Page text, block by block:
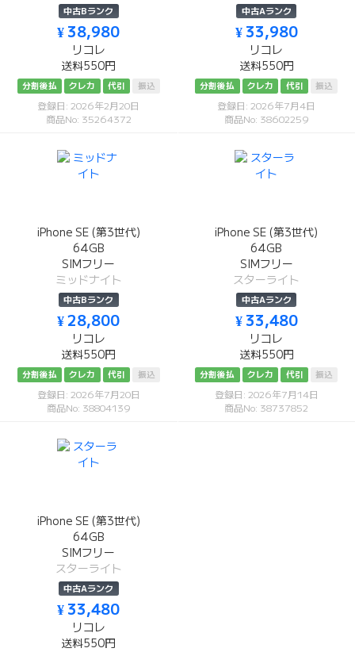
中古Bランク
¥ 38,980
リコレ
送料550円
分割後払 クレカ 代引 振込
登録日: 2026年2月20日
商品No: 35264372
中古Aランク
¥ 33,980
リコレ
送料550円
分割後払 クレカ 代引 振込
登録日: 2026年7月4日
商品No: 38602259
iPhone SE (第3世代)
64GB
SIMフリー
ミッドナイト
中古Bランク
¥ 28,800
リコレ
送料550円
分割後払 クレカ 代引 振込
登録日: 2026年7月20日
商品No: 38804139
iPhone SE (第3世代)
64GB
SIMフリー
スターライト
中古Aランク
¥ 33,480
リコレ
送料550円
分割後払 クレカ 代引 振込
登録日: 2026年7月14日
商品No: 38737852
iPhone SE (第3世代)
64GB
SIMフリー
スターライト
中古Aランク
¥ 33,480
リコレ
送料550円